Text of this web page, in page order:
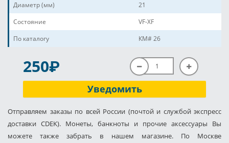
Диаметр (мм)
21
Состояние
VF-XF
По каталогу
КМ# 26
250P
Уведомить
Отправляем заказы по всей России (почтой и службой экспресс
доставки CDEK). Монеты, банкноты и прочие аксессуары Вы
можете также забрать в нашем магазине. По Москве